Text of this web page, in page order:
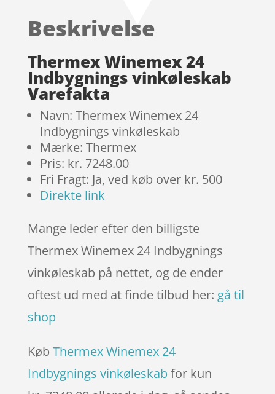
på
mmelser
Beskrivelse
Thermex Winemex 24
Indbygnings vinkøleskab
Varefakta
Navn: Thermex Winemex 24
Indbygnings vinkøleskab
Mærke: Thermex
Pris: kr. 7248.00
Fri Fragt: Ja, ved køb over kr. 500
Direkte link
Mange leder efter den billigste
Thermex Winemex 24 Indbygnings
vinkøleskab på nettet, og de ender
oftest ud med at finde tilbud her: gå til
shop
Køb Thermex Winemex 24
Indbygnings vinkøleskab for kun